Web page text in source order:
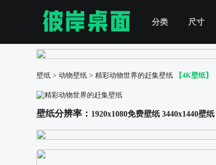
分类 尺寸
壁纸 > 动物壁纸 > 精彩动物世界的赶集壁纸 【4K壁纸】
壁纸分辨率： 1920x1080免费壁纸 3440x1440壁纸